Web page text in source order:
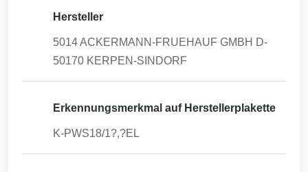
Hersteller
5014 ACKERMANN-FRUEHAUF GMBH D-
50170 KERPEN-SINDORF
Erkennungsmerkmal auf Herstellerplakette
K-PWS18/1?,?EL